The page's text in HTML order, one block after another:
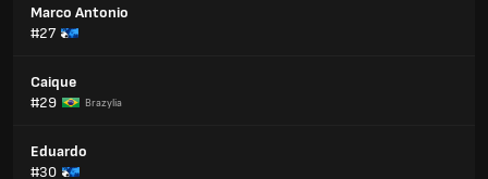
Marco Antonio
#27
Caique
#29
Brazylia
Eduardo
#30